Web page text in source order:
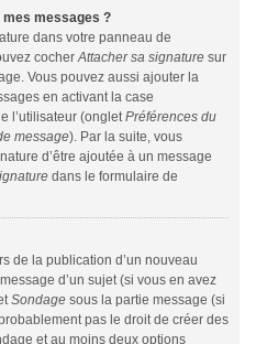
messages ?
dans votre panneau de
cocherAttacher sa signature sur
Vous pouvez aussi ajouter la
en activant la case
l’utilisateur (ongletPréférences du
message). Par la suite, vous
d’être ajoutée à un message
dans le formulaire de
de la publication d’un nouveau
d’un sujet (si vous en avez
Sondage sous la partie message (si
pas le droit de créer des
et au moins deux options